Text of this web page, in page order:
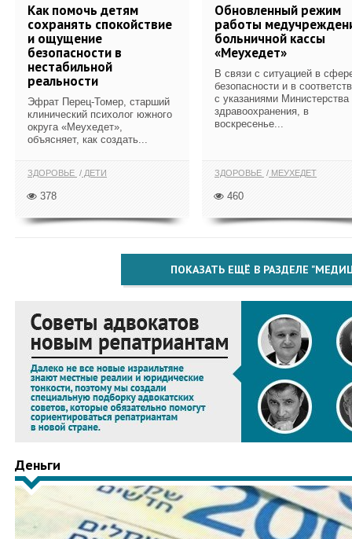
Как помочь детям
сохранять спокойствие
и ощущение
безопасности в
нестабильной
реальности
Эфрат Перец-Томер, старший
клинический психолог южного
округа «Меухедет»,
объясняет, как создать...
ЗДОРОВЬЕ ДЕТИ
378
Обновленный режим
работы
больничной кассы
«Меухедет»
В связи с ситуацией в
безопасности и в
с указаниями Министерства
здравоохранения, в
воскресенье...
ЗДОРОВЬЕ МЕУХЕДЕТ
460
ПОКАЗАТЬ ЕЩЁ В РАЗДЕЛЕ
Деньги